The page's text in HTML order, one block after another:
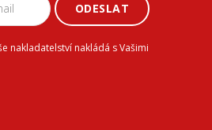
ODESLAT
nakladatelství nakládá s Vašimi